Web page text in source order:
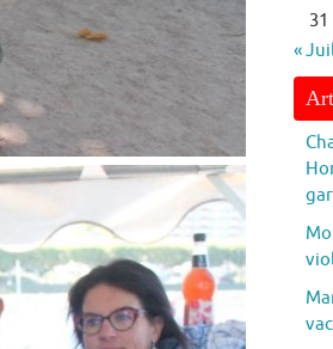
31
«